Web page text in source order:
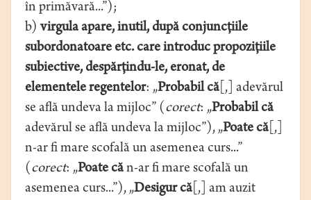
în primăvară...”);
b) virgula apare, inutil, după conjuncţiile
subordonatoare etc. care introduc propoziţiile
subiective, despărţindu-le, eronat, de
elementele regentelor: „Probabil că[,] adevărul
se află undeva la mijloc” (corect: „Probabil că
adevărul se află undeva la mijloc”), „Poate că[,]
n-ar fi mare scofală un asemenea curs...”
(corect: „Poate căn-ar fi mare scofală un
asemenea curs...”), „Desigur că[,] am auzit